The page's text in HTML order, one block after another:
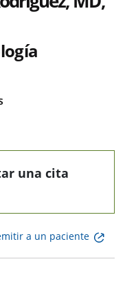
una cita
a un paciente